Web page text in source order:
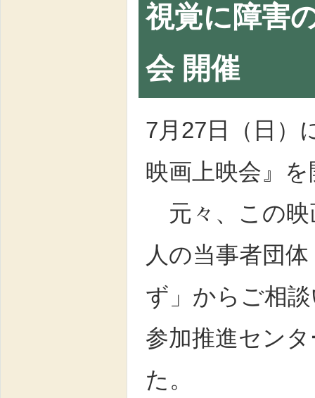
視覚に障害
会 開催
7月27日（日）
映画上映会』
元々、この映
人の当事者団
ず」からご相
参加推進セン
た。